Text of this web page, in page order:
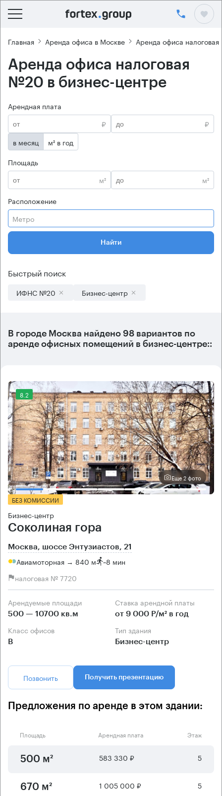
Главная Аренда офиса в Москве Аренда офиса
Аренда офиса налоговая
№20 в бизнес-центре
Арендная плата
₽
₽
в месяц
м² в год
Площадь
м²
м²
Расположение
Метро
Найти
Быстрый поиск
ИФНС №20 Бизнес-центр
В городе Москва найдено 98 вариантов по
аренде офисных помещений в бизнес-центре::
8.2
Еще 2 фото
БЕЗ КОМИССИИ
Бизнес-центр
Соколиная гора
Москва, шоссе Энтузиастов, 21
Авиамоторная → 840 м ~8 мин
налоговая № 7720
Арендуемые площади
500 — 10700 кв.м
Ставка арендной платы
от 9 000 Р/м² в год
Класс офисов
B
Тип здания
Бизнес-центр
Позвонить Получить презентацию
Предложения по аренде в этом здании:
Площадь Арендная плата Этаж
500 м² 583 330 ₽ 5
670 м² 1 005 000 ₽ 5